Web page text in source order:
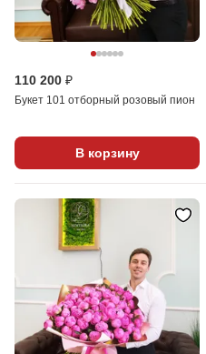
110 200 ₽
Букет 101 отборный розовый пион
В корзину